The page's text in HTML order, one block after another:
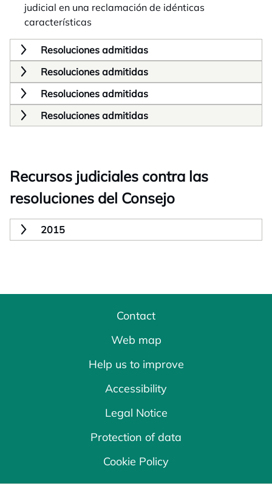
judicial en una reclamación de idénticas
características
Resoluciones admitidas
Resoluciones admitidas
Resoluciones admitidas
Resoluciones admitidas
Recursos judiciales contra las
resoluciones del Consejo
2015
Contact
Web map
Help us to improve
Accessibility
Legal Notice
Protection of data
Cookie Policy